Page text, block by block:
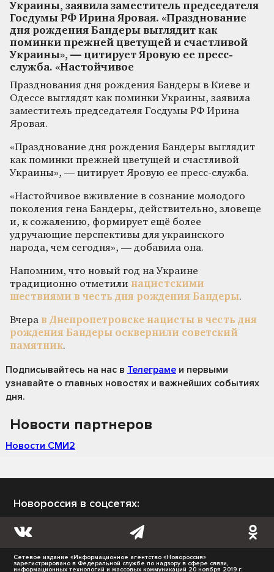
Украины, заявила заместитель председателя
Госдумы РФ Ирина Яровая. «Празднование
дня рождения Бандеры выглядит как
поминки прежней цветущей и счастливой
Украины», — цитирует Яровую ее пресс-
служба. «Настойчивое
Празднования дня рождения Бандеры в Киеве и
Одессе выглядят как поминки Украины, заявила
заместитель председателя Госдумы РФ Ирина
Яровая.
«Празднование дня рождения Бандеры выглядит
как поминки прежней цветущей и счастливой
Украины», — цитирует Яровую ее пресс-служба.
«Настойчивое вживление в сознание молодого
поколения гена Бандеры, действительно, зловеще
и, к сожалению, формирует ещё более
удручающие перспективы для украинского
народа, чем сегодня», — добавила она.
Напомним, что новый год на Украине
традиционно отметили нацистскими
шествиями в честь дня рождения Бандеры.
Вчера в Днепропетровске нацисты в честь дня
рождения Бандеры осквернили советский
памятник.
Подписывайтесь на нас в Телеграме и первыми
узнавайте о главных новостях и важнейших событиях
дня.
Новости партнеров
Новости СМИ2
Новороссия в соцсетях:
Сетевое издание «Информационное агентство «Новороссия»
зарегистрировано в Федеральной службе по надзору в сфере связи,
информационных технологий и массовых коммуникаций 20 ноября 2019 г.